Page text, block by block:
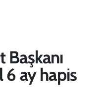
Başkanı
6 ay hapis